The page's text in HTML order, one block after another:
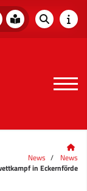
News
News
in Eckernförde